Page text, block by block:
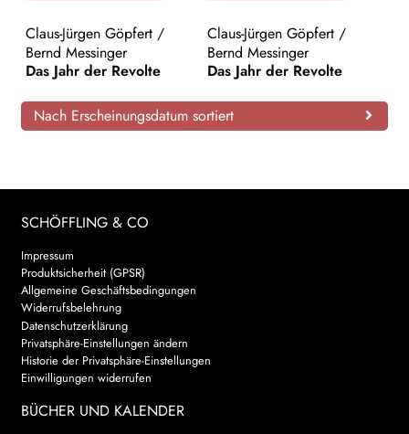
AKTUELLES
NEWSLETTER
WEITERE VERLAGE
Search:
Claus-Jürgen Göpfert /
Bernd Messinger
Das Jahr der Revolte
Claus-Jürgen Göpfert/
Bernd Messinger
Das Jahr der Revolte
Nach Erscheinungsdatum sortiert
SCHÖFFLING & CO
Impressum
Produktsicherheit (GPSR)
Allgemeine Geschäftsbedingungen
Widerrufsbelehrung
Datenschutzerklärung
Privatsphäre-Einstellungen ändern
Historie der Privatsphäre-Einstellungen
Einwilligungen widerrufen
BÜCHER UND KALENDER